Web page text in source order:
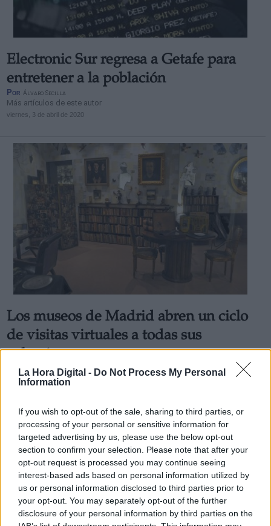
La Hora Digital - Do Not Process My Personal
Information
If you wish to opt-out of the sale, sharing to third parties, or
processing of your personal or sensitive information for
targeted advertising by us, please use the below opt-out
section to confirm your selection. Please note that after your
opt-out request is processed you may continue seeing
interest-based ads based on personal information utilized by
us or personal information disclosed to third parties prior to
your opt-out. You may separately opt-out of the further
disclosure of your personal information by third parties on the
Electronic Sur regresa a Getafe para
entretener a la población
Por Álvaro Secilla
Más artículos de este autor
viernes, 3 de abril de 2020
Los museos de Madrid abren un ciclo
de visitas virtuales a todas sus
colecciones
Por Andrea Chaparro Cayuela
Más artículos de este autor